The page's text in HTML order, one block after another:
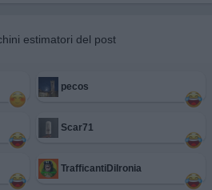
estimatori del post
pecos
Scar71
TrafficantiDiIronia